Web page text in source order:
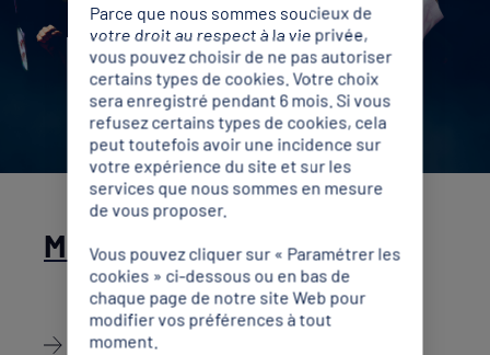
Médiatisation
Découvrir
Parce que nous sommes soucieux de
votre droit au respect à la vie privée,
vous pouvez choisir de ne pas autoriser
certains types de cookies. Votre choix
sera enregistré pendant 6 mois. Si vous
refusez certains types de cookies, cela
peut toutefois avoir une incidence sur
votre expérience du site et sur les
services que nous sommes en mesure
de vous proposer.
Vous pouvez cliquer sur « Paramétrer les
cookies » ci-dessous ou en bas de
chaque page de notre site Web pour
modifier vos préférences à tout
moment.